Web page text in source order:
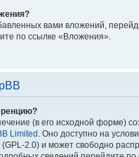
вами вложений,
по ссылке «Вложения».
(в его исходной форме)
Limited . Оно доступно на
2.0) и может свободно